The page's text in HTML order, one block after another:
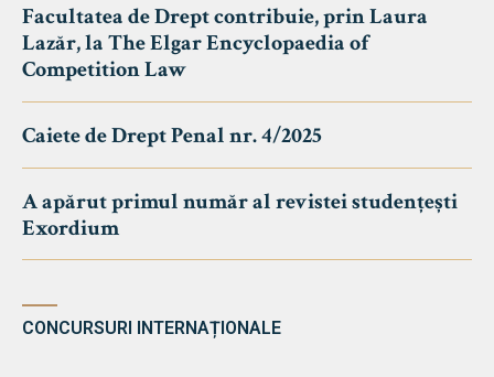
Facultatea de Drept contribuie, prin Laura
Lazăr, la The Elgar Encyclopaedia of
Competition Law
Caiete de Drept Penal nr. 4/2025
A apărut primul număr al revistei studențești
Exordium
CONCURSURI INTERNAȚIONALE